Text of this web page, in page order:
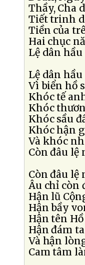
Thầy, Cha
Tiết trinh
Tiền của
Hai chục
Lệ dân
Lệ dân
Vì biển hồ
Khóc tế
Khóc
Khóc sầu
Khóc hận
Và khóc
Còn đâu
Còn đâu
Âu chỉ còn
Hận lũ
Hận bầy
Hận tên
Hận đám
Và hận
Cam tâm